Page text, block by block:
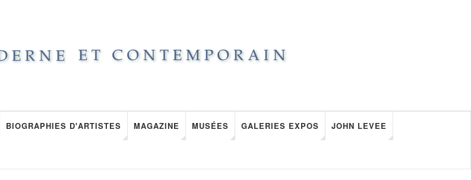
BIOGRAPHIES D'ARTISTES MAGAZINE MUSÉES GALERIES EXPOS JOHN LEVEE